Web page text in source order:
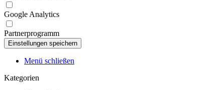
Google Analytics
Partnerprogramm
Menü schließen
Kategorien